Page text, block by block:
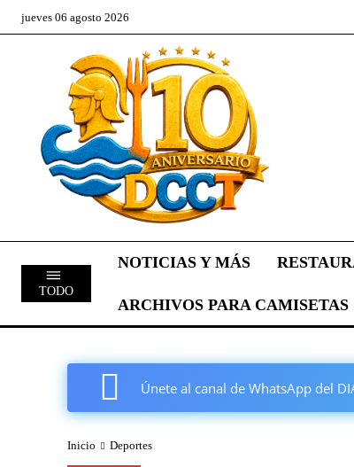
jueves 06 agosto 2026
TODO
NOTICIAS Y MÁS
ARCHIVOS PARA CAMISETAS
Únete al canal de WhatsApp del
Inicio Deportes